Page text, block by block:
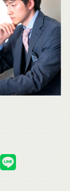
フォロー